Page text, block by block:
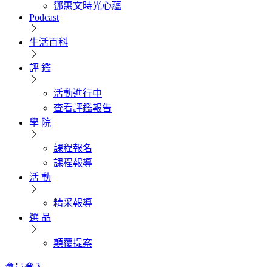
鄧惠文時光心蘊
Podcast
生活百科
評 鑑
活動進行中
查看評鑑報告
學 院
課程報名
課程報導
活 動
精采報導
選 品
顛覆提案